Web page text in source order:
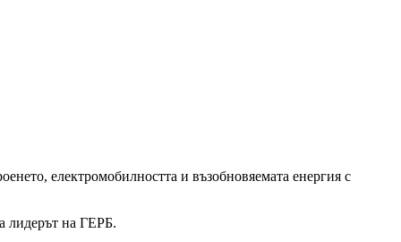
електромобилността и възобновяемата енергия с
лидерът на ГЕРБ.